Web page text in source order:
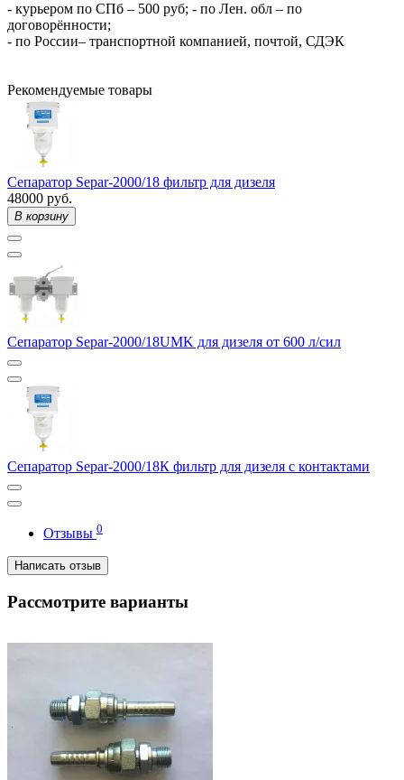
- курьером по СПб – 500 руб; - по Лен. обл – по
договорённости;
- по России– транспортной компанией, почтой, СДЭК
Рекомендуемые товары
Сепаратор Separ-2000/18 фильтр для дизеля
48000 руб.
В корзину
Сепаратор Separ-2000/18UMK для дизеля от 600 л/сил
Сепаратор Separ-2000/18К фильтр для дизеля с контактами
Отзывы 0
Написать отзыв
Рассмотрите варианты